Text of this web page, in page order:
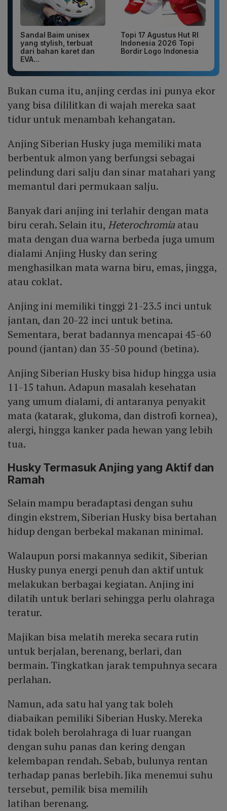
Sandal Baim unisex
yang stylish, terbuat
dari bahan karet dan
EVA...
Topi 17 Agustus Hut RI
Indonesia 2026 Topi
Bordir Logo Indonesia
Bukan cuma itu, anjing cerdas ini punya ekor
yang bisa dililitkan di wajah mereka saat
tidur untuk menambah kehangatan.
Anjing Siberian Husky juga memiliki mata
berbentuk almon yang berfungsi sebagai
pelindung dari salju dan sinar matahari yang
memantul dari permukaan salju.
Banyak dari anjing ini terlahir dengan mata
biru cerah. Selain itu, Heterochromia atau
mata dengan dua warna berbeda juga umum
dialami Anjing Husky dan sering
menghasilkan mata warna biru, emas, jingga,
atau coklat.
Anjing ini memiliki tinggi 21-23.5 inci untuk
jantan, dan 20-22 inci untuk betina.
Sementara, berat badannya mencapai 45-60
pound (jantan) dan 35-50 pound (betina).
Anjing Siberian Husky bisa hidup hingga usia
11-15 tahun. Adapun masalah kesehatan
yang umum dialami, di antaranya penyakit
mata (katarak, glukoma, dan distrofi kornea),
alergi, hingga kanker pada hewan yang lebih
tua.
Husky Termasuk Anjing yang Aktif dan
Ramah
Selain mampu beradaptasi dengan suhu
dingin ekstrem, Siberian Husky bisa bertahan
hidup dengan berbekal makanan minimal.
Walaupun porsi makannya sedikit, Siberian
Husky punya energi penuh dan aktif untuk
melakukan berbagai kegiatan. Anjing ini
dilatih untuk berlari sehingga perlu olahraga
teratur.
Majikan bisa melatih mereka secara rutin
untuk berjalan, berenang, berlari, dan
bermain. Tingkatkan jarak tempuhnya secara
perlahan.
Namun, ada satu hal yang tak boleh
diabaikan pemiliki Siberian Husky. Mereka
tidak boleh berolahraga di luar ruangan
dengan suhu panas dan kering dengan
kelembapan rendah. Sebab, bulunya rentan
terhadap panas berlebih. Jika menemui suhu
tersebut, pemilik bisa memilih
latihan berenang.